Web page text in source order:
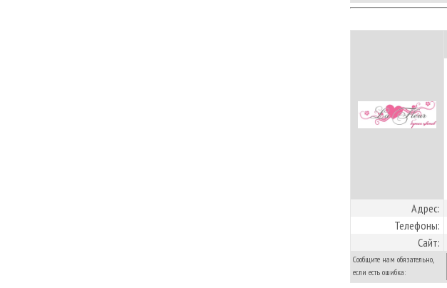
Адрес:
Телефоны:
Сайт:
Сообщите нам обязательно,
если есть ошибка: